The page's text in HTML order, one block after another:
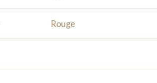
Rouge